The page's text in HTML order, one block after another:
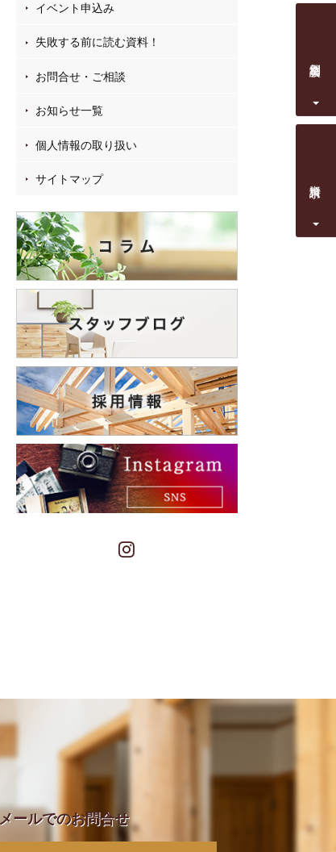
イベント申込み
失敗する前に読む資料！
お問合せ・ご相談
お知らせ一覧
個人情報の取り扱い
サイトマップ
メールでのお問合せ